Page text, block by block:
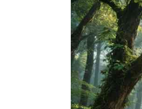
我第一次去龙井村，是被朋友